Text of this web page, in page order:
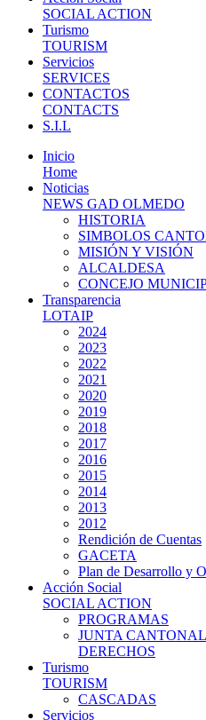
SOCIAL ACTION
Turismo
TOURISM
Servicios
SERVICES
CONTACTOS
CONTACTS
S.I.L
Inicio
Home
Noticias
NEWS GAD OLMEDO
HISTORIA
SIMBOLOS
MISIÓN Y VISIÓN
ALCALDESA
CONCEJO
Transparencia
LOTAIP
2024
2023
2022
2021
2020
2019
2018
2017
2016
2015
2014
2013
2012
Rendición de Cuentas
GACETA
Plan de Desarrollo y
Acción Social
SOCIAL ACTION
PROGRAMAS
JUNTA
DERECHOS
Turismo
TOURISM
CASCADAS
Servicios